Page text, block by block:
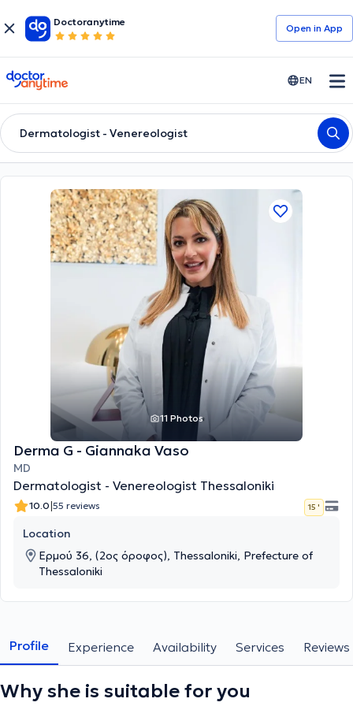
Doctoranytime
Open in Αpp
doctoranytime EN
Dermatologist - Venereologist
11 Photos
Derma G - Giannaka Vaso
MD
Dermatologist - Venereologist Thessaloniki
10.0|55 reviews 15 '
Location
Ερμού 36, (2ος όροφος), Thessaloniki, Prefecture of
Thessaloniki
Profile Experience Availability Services Reviews
Why she is suitable for you